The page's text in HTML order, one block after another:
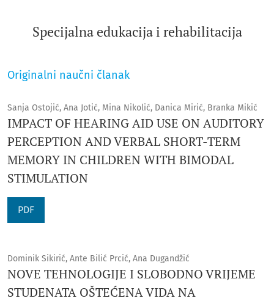
Specijalna edukacija i rehabilitacija
Originalni naučni članak
Sanja Ostojić, Ana Jotić, Mina Nikolić, Danica Mirić, Branka Mikić
IMPACT OF HEARING AID USE ON AUDITORY
PERCEPTION AND VERBAL SHORT-TERM
MEMORY IN CHILDREN WITH BIMODAL
STIMULATION
PDF
Dominik Sikirić, Ante Bilić Prcić, Ana Dugandžić
NOVE TEHNOLOGIJE I SLOBODNO VRIJEME
STUDENATA OŠTEĆENA VIDA NA